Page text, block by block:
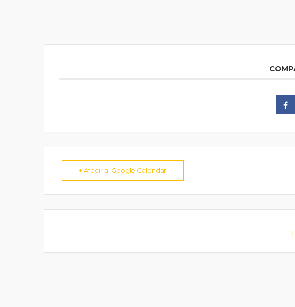
+ Afegir al Google Calendar